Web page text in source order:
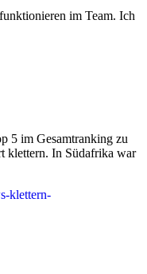
im Team. Ich
5 im Gesamtranking zu
klettern. In Südafrika war